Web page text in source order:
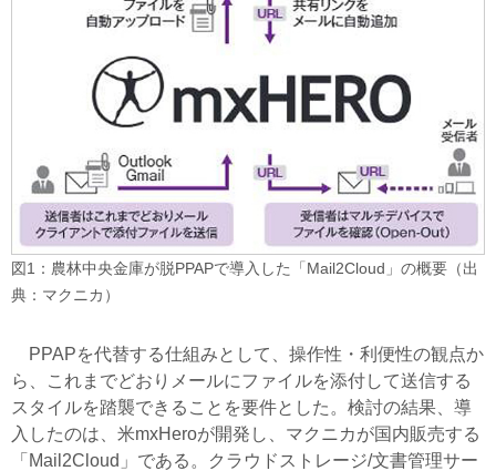
図1：農林中央金庫が脱PPAPで導入した「Mail2Cloud」の概要（出
典：マクニカ）
PPAPを代替する仕組みとして、操作性・利便性の観点か
ら、これまでどおりメールにファイルを添付して送信する
スタイルを踏襲できることを要件とした。検討の結果、導
入したのは、米mxHeroが開発し、マクニカが国内販売する
「Mail2Cloud」である。クラウドストレージ/文書管理サー